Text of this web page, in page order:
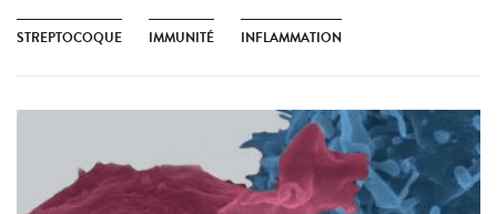
STREPTOCOQUE IMMUNITÉ INFLAMMATION